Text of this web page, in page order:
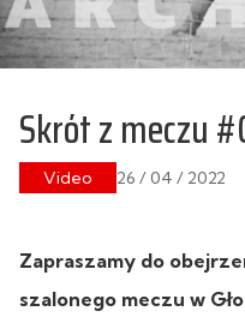
Skrót z meczu
Video 26 / 04 / 2022
Zapraszamy do
szalonego meczu w